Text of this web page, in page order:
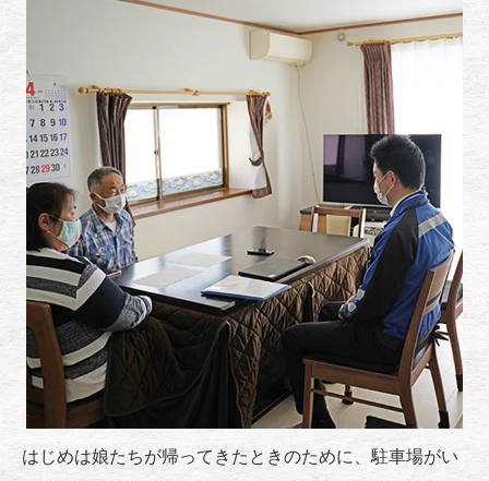
はじめは娘たちが帰ってきたときのために、駐車場がい